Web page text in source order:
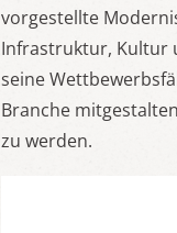
vorgestellte
Infrastruktur, Kultur
seine
Branche
zu werden.